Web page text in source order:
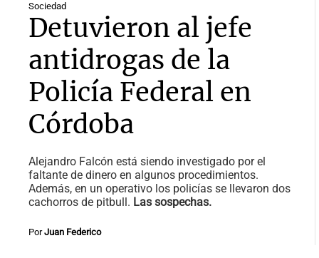
Sociedad
Detuvieron al jefe
antidrogas de la
Policía Federal en
Córdoba
Alejandro Falcón está siendo investigado por el
faltante de dinero en algunos procedimientos.
Además, en un operativo los policías se llevaron dos
cachorros de pitbull. Las sospechas.
PorJuan Federico